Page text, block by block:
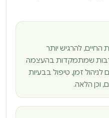
להרגיש יותר
רבות שמתמקדות בהעצמה
לניהול זמן, טיפול בבעיות
וכן הלאה.